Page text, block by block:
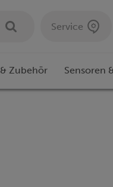
Service
Zubehör Sensoren